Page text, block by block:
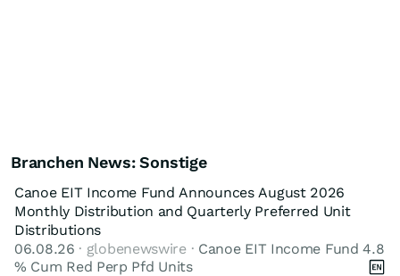
Branchen News: Sonstige
Canoe EIT Income Fund Announces August 2026
Monthly Distribution and Quarterly Preferred Unit
Distributions
06.08.26 · globenewswire · Canoe EIT Income Fund 4.8
% Cum Red Perp Pfd Units